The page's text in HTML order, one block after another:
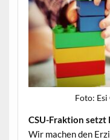
Foto: Esi
CSU-Frak­tion set­zt
Wir machen den